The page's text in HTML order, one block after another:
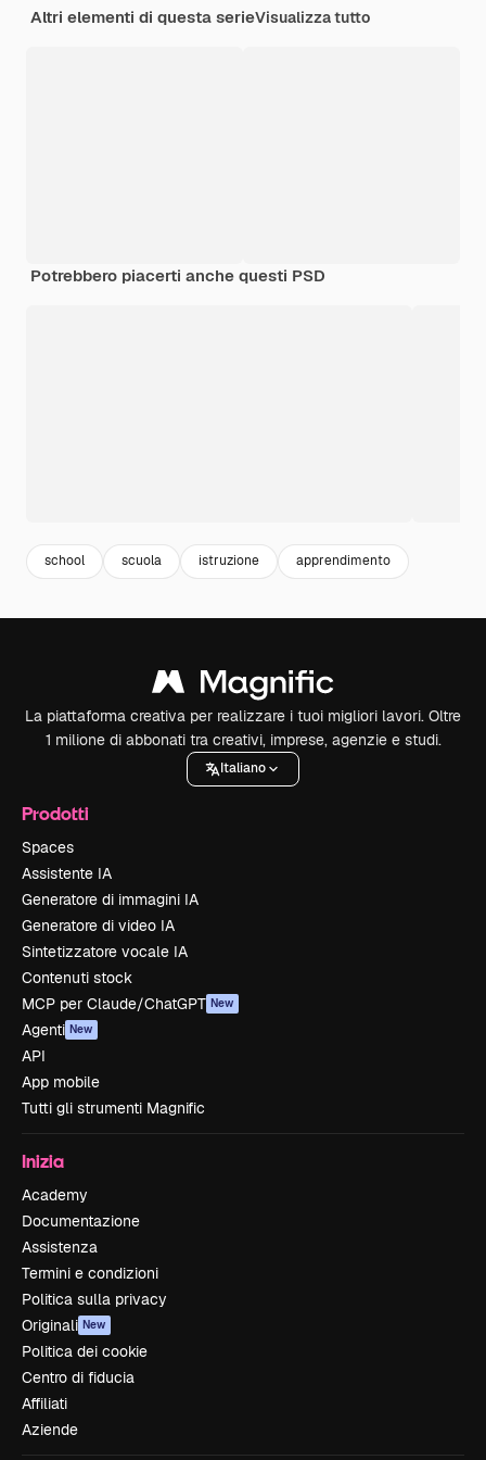
Altri elementi di questa serieVisualizza tutto
Potrebbero piacerti anche questi PSD
school scuola istruzione apprendimento
La piattaforma creativa per realizzare i tuoi migliori lavori. Oltre
1 milione di abbonati tra creativi, imprese, agenzie e studi.
Italiano
Prodotti
Spaces
Assistente IA
Generatore di immagini IA
Generatore di video IA
Sintetizzatore vocale IA
Contenuti stock
MCP per Claude/ChatGPT New
Agenti New
API
App mobile
Tutti gli strumenti Magnific
Inizia
Academy
Documentazione
Assistenza
Termini e condizioni
Politica sulla privacy
Originali New
Politica dei cookie
Centro di fiducia
Affiliati
Aziende